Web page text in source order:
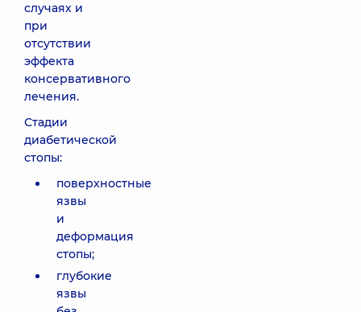
случаях и
при
отсутствии
эффекта
консервативного
лечения.
Стадии
диабетической
стопы:
поверхностные
язвы
и
деформация
стопы;
глубокие
язвы